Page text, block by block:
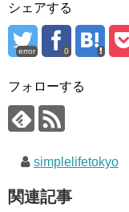
シェアする
error 0
フォローする
simplelifetokyo
関連記事